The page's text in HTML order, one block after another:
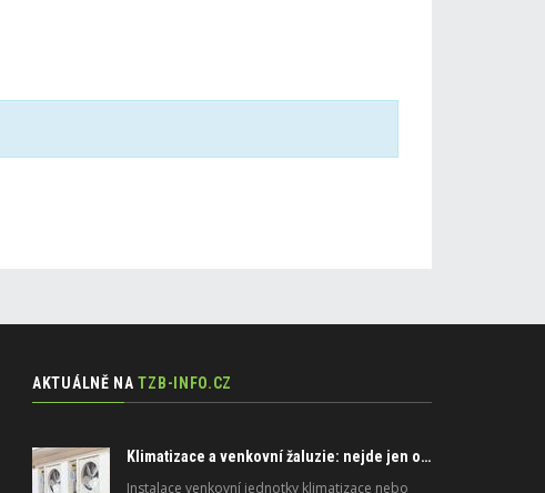
AKTUÁLNĚ NA TZB-INFO.CZ
Klimatizace a venkovní žaluzie: nejde jen o peníze, ale i o právo
Instalace venkovní jednotky klimatizace nebo